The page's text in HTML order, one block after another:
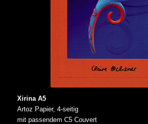
Xirina A5
Artoz Papier, 4-seitig
mit passendem C5 Couvert